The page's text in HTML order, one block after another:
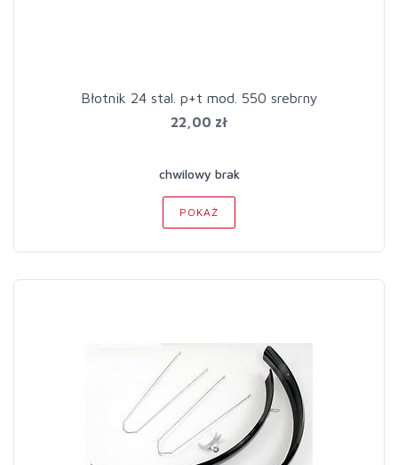
Błotnik 24 stal. p+t mod. 550 srebrny
22,00 zł
chwilowy brak
POKAŻ